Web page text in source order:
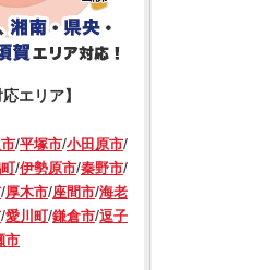
エリア】
/平塚市/小田原市/
/伊勢原市/秦野市/
/厚木市/座間市/海老
/愛川町/鎌倉市/逗子
市